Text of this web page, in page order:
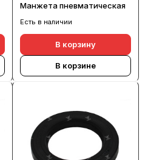
Манжета пневматическая
Есть в наличии
В корзину
В корзине